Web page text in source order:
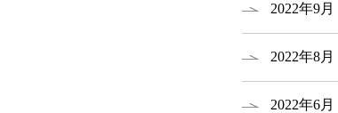
2022年9月
2022年8月
2022年6月